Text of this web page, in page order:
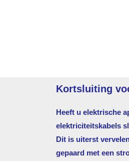
Kortsluiting
Heeft u elektrische
elektriciteitskabels
Dit is uiterst
gepaard met een